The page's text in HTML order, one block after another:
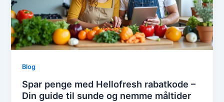
Blog
Spar penge med Hellofresh rabatkode –
Din guide til sunde og nemme måltider